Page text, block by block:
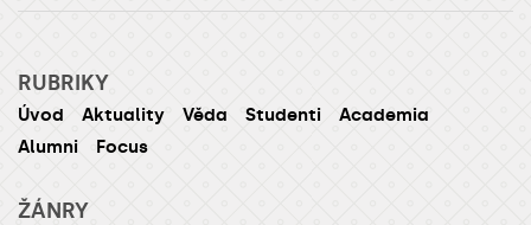
RUBRIKY
Úvod Aktuality Věda Studenti
Academia
Alumni
Focus
ŽÁNRY